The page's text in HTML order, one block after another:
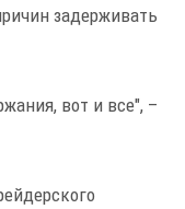
задерживать
вот и все", –